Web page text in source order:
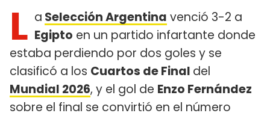
L a Selección Argentina venció 3-2 a
Egipto en un partido infartante donde
estaba perdiendo por dos goles y se
clasificó a los Cuartos de Final del
Mundial 2026, y el gol de Enzo Fernández
sobre el final se convirtió en el número